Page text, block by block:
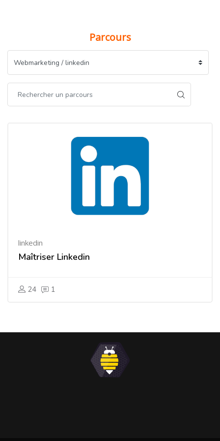
Parcours
linkedin
Maîtriser Linkedin
24 1